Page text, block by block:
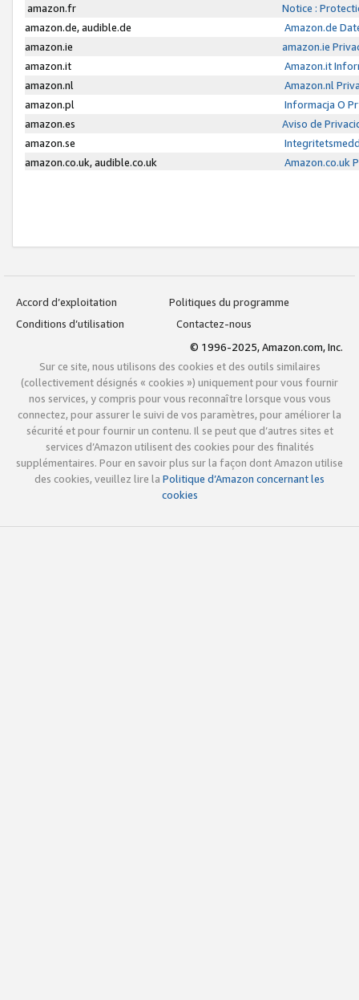
amazon.fr
Notice :
amazon.de, audible.de
Amazon.de
amazon.ie
amazon.ie
amazon.it
Amazon.it
amazon.nl
Amazon.nl
amazon.pl
Informacja O
amazon.es
Aviso de
amazon.se
amazon.co.uk, audible.co.uk
Amazon.co.uk
Accord d’exploitation
Politiques du programme
Conditions d’utilisation
Contactez-nous
© 1996-2025, Amazon.com, Inc.
Sur ce site, nous utilisons des cookies et des outils similaires
(collectivement désignés « cookies ») uniquement pour vous fournir
nos services, y compris pour vous reconnaître lorsque vous vous
connectez, pour assurer le suivi de vos paramètres, pour améliorer la
sécurité et pour fournir un contenu. Il se peut que d’autres sites et
services d’Amazon utilisent des cookies pour des finalités
supplémentaires. Pour en savoir plus sur la façon dont Amazon utilise
des cookies, veuillez lire la Politique d’Amazon concernant les
cookies